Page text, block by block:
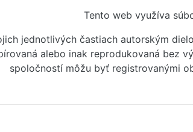
Tento web využíva
jednotlivých častiach autorským
alebo inak reprodukovaná bez
spoločností môžu byť registrovanými